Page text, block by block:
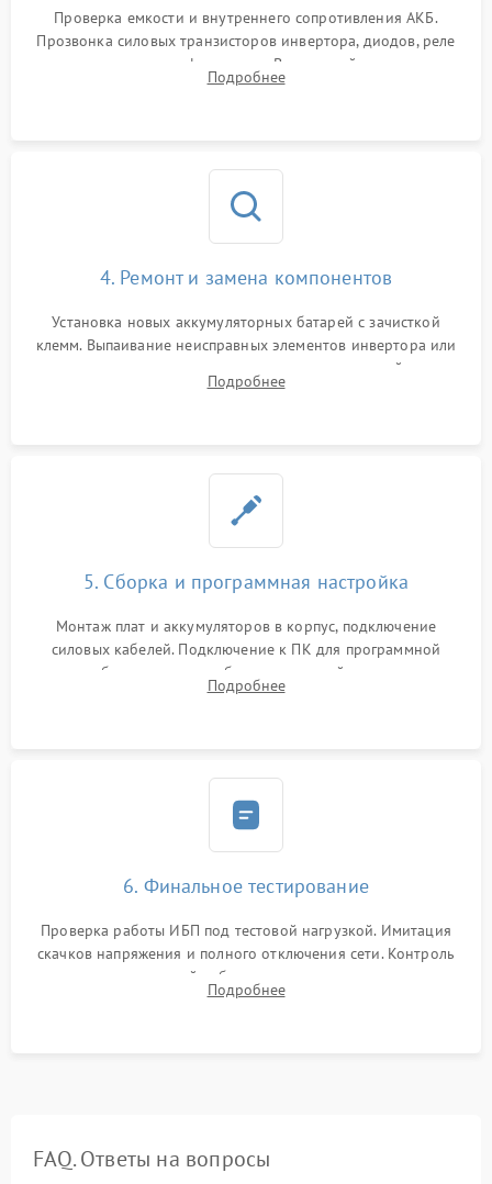
Проверка емкости и внутреннего сопротивления АКБ.
Прозвонка силовых транзисторов инвертора, диодов, реле
переключения и трансформатора. Визуальный поиск вздутых
конденсаторов и прогаров на печатной плате.
Подробнее
4. Ремонт и замена компонентов
Установка новых аккумуляторных батарей с зачисткой
клемм. Выпаивание неисправных элементов инвертора или
цепи зарядки и монтаж новых радиодеталей.
Восстановление поврежденных токоведущих дорожек и
Подробнее
5. Сборка и программная настройка
Монтаж плат и аккумуляторов в корпус, подключение
силовых кабелей. Подключение к ПК для программной
калибровки констант батареи, настройки порогов
срабатывания AVR и сброса счетчиков старения АКБ.
Подробнее
6. Финальное тестирование
Проверка работы ИБП под тестовой нагрузкой. Имитация
скачков напряжения и полного отключения сети. Контроль
времени автономной работы, температурного режима и
корректности формы выходного сигнала.
Подробнее
FAQ. Ответы на вопросы